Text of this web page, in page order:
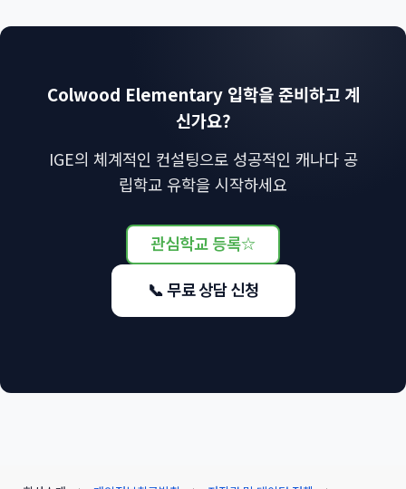
Colwood Elementary 입학을 준비하고 계
신가요?
IGE의 체계적인 컨설팅으로 성공적인 캐나다 공
립학교 유학을 시작하세요
관심학교 등록☆
📞 무료 상담 신청